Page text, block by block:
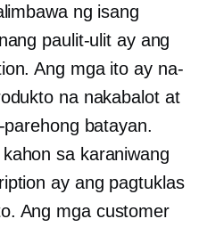
ng isang
paulit-ulit ay ang
Ang mga ito ay na-
na nakabalot at
batayan.
sa karaniwang
ay ang pagtuklas
Ang mga customer